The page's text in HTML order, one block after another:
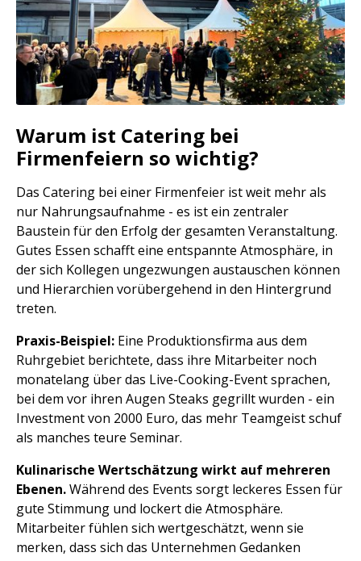
Warum ist Catering bei
Firmenfeiern so wichtig?
Das Catering bei einer Firmenfeier ist weit mehr als
nur Nahrungsaufnahme - es ist ein zentraler
Baustein für den Erfolg der gesamten Veranstaltung.
Gutes Essen schafft eine entspannte Atmosphäre, in
der sich Kollegen ungezwungen austauschen können
und Hierarchien vorübergehend in den Hintergrund
treten.
Praxis-Beispiel: Eine Produktionsfirma aus dem
Ruhrgebiet berichtete, dass ihre Mitarbeiter noch
monatelang über das Live-Cooking-Event sprachen,
bei dem vor ihren Augen Steaks gegrillt wurden - ein
Investment von 2000 Euro, das mehr Teamgeist schuf
als manches teure Seminar.
Kulinarische Wertschätzung wirkt auf mehreren
Ebenen.Während des Events sorgt leckeres Essen für
gute Stimmung und lockert die Atmosphäre.
Mitarbeiter fühlen sich wertgeschätzt, wenn sie
merken, dass sich das Unternehmen Gedanken